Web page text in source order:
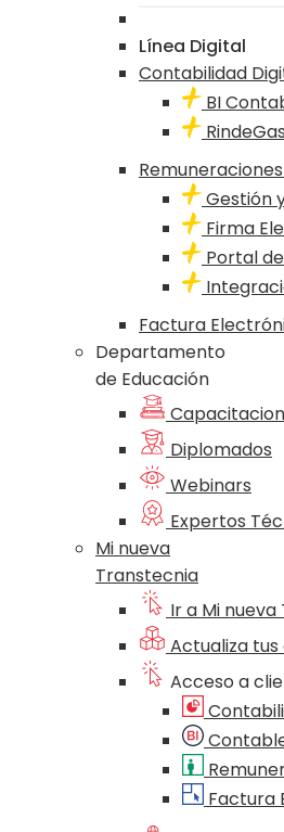
Línea Digital
Contabilidad
BI
Gestión
Firma
Portal
Factura
Departamento
de Educación
Diplomados
Webinars
Expertos
Mi nueva
Transtecnia
Ir a Mi
Actualiza tus
Acceso a
Factura